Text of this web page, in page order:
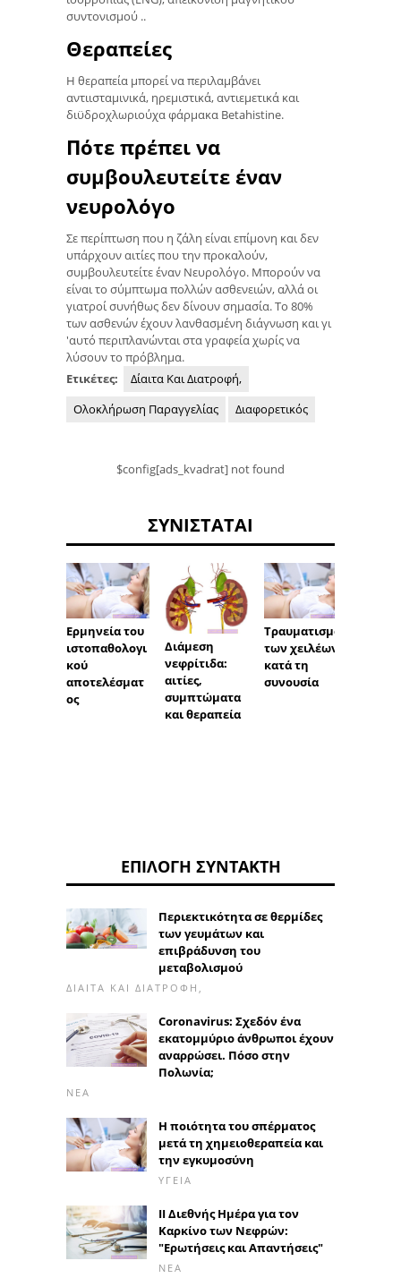
συντονισμού ..
Θεραπείες
Η θεραπεία μπορεί να περιλαμβάνει
αντιισταμινικά, ηρεμιστικά, αντιεμετικά και
διϋδροχλωριούχα φάρμακα Betahistine.
Πότε πρέπει να
συμβουλευτείτε έναν
νευρολόγο
Σε περίπτωση που η ζάλη είναι επίμονη και δεν
υπάρχουν αιτίες που την προκαλούν,
συμβουλευτείτε έναν Νευρολόγο. Μπορούν να
είναι το σύμπτωμα πολλών ασθενειών, αλλά οι
γιατροί συνήθως δεν δίνουν σημασία. Το 80%
των ασθενών έχουν λανθασμένη διάγνωση και γι
'αυτό περιπλανώνται στα γραφεία χωρίς να
λύσουν το πρόβλημα.
Ετικέτες:
Δίαιτα Και Διατροφή,
Ολοκλήρωση Παραγγελίας
Διαφορετικός
$config[ads_kvadrat] not found
ΣΥΝΙΣΤΆΤΑΙ
Ερμηνεία του
ιστοπαθολογι
κού
αποτελέσματ
ος
Διάμεση
νεφρίτιδα:
αιτίες,
συμπτώματα
και θεραπεία
Τραυματισμός
των χειλέων
κατά τη
συνουσία
ΕΠΙΛΟΓΉ ΣΥΝΤΆΚΤΗ
Περιεκτικότητα σε θερμίδες
των γευμάτων και
επιβράδυνση του
μεταβολισμού
ΔΊΑΙΤΑ ΚΑΙ ΔΙΑΤΡΟΦΉ,
Coronavirus: Σχεδόν ένα
εκατομμύριο άνθρωποι έχουν
αναρρώσει. Πόσο στην
Πολωνία;
ΝΈΑ
Η ποιότητα του σπέρματος
μετά τη χημειοθεραπεία και
την εγκυμοσύνη
ΥΓΕΊΑ
II Διεθνής Ημέρα για τον
Καρκίνο των Νεφρών:
"Ερωτήσεις και Απαντήσεις"
ΝΈΑ